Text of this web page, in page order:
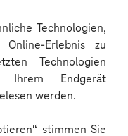
Technologien,
Erlebnis zu
Technologien
Ihrem Endgerät
werden.
stimmen Sie